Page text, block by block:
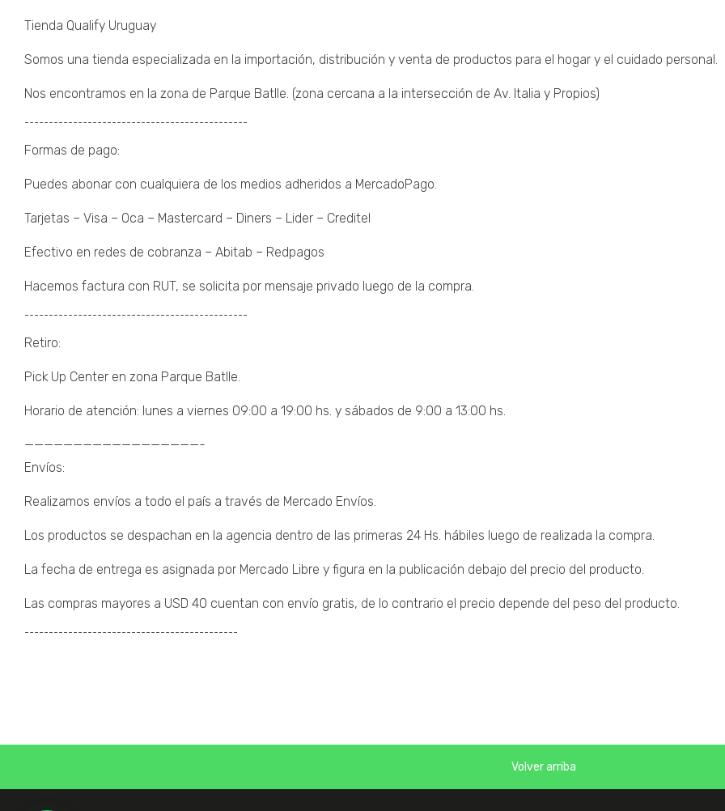
Tienda Qualify Uruguay
Somos una tienda especializada en la importación, distribución y venta de productos para el hogar y el cuidado personal.
Nos encontramos en la zona de Parque Batlle. (zona cercana a la intersección de Av. Italia y Propios)
¯¯¯¯¯¯¯¯¯¯¯¯¯¯¯¯¯¯¯¯¯¯¯¯¯¯¯¯¯¯¯¯¯¯¯¯¯¯¯¯¯¯¯¯¯¯
Formas de pago:
Puedes abonar con cualquiera de los medios adheridos a MercadoPago.
Tarjetas – Visa – Oca – Mastercard – Diners – Lider – Creditel
Efectivo en redes de cobranza – Abitab – Redpagos
Hacemos factura con RUT, se solicita por mensaje privado luego de la compra.
¯¯¯¯¯¯¯¯¯¯¯¯¯¯¯¯¯¯¯¯¯¯¯¯¯¯¯¯¯¯¯¯¯¯¯¯¯¯¯¯¯¯¯¯¯¯
Retiro:
Pick Up Center en zona Parque Batlle.
Horario de atención: lunes a viernes 09:00 a 19:00 hs. y sábados de 9:00 a 13:00 hs.
——————————————————-
Envíos:
Realizamos envíos a todo el país a través de Mercado Envíos.
Los productos se despachan en la agencia dentro de las primeras 24 Hs. hábiles luego de realizada la compra.
La fecha de entrega es asignada por Mercado Libre y figura en la publicación debajo del precio del producto.
Las compras mayores a USD 40 cuentan con envío gratis, de lo contrario el precio depende del peso del producto.
¯¯¯¯¯¯¯¯¯¯¯¯¯¯¯¯¯¯¯¯¯¯¯¯¯¯¯¯¯¯¯¯¯¯¯¯¯¯¯¯¯¯¯¯
Volver arriba